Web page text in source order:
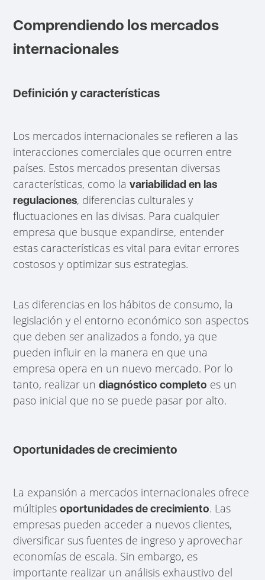
Comprendiendo los mercados
internacionales
Definición y características
Los mercados internacionales se refieren a las
interacciones comerciales que ocurren entre
países. Estos mercados presentan diversas
características, como lavariabilidad en las
regulaciones, diferencias culturales y
fluctuaciones en las divisas. Para cualquier
empresa que busque expandirse, entender
estas características es vital para evitar errores
costosos y optimizar sus estrategias.
Las diferencias en los hábitos de consumo, la
legislación y el entorno económico son aspectos
que deben ser analizados a fondo, ya que
pueden influir en la manera en que una
empresa opera en un nuevo mercado. Por lo
tanto, realizar undiagnóstico completo es un
paso inicial que no se puede pasar por alto.
Oportunidades de crecimiento
La expansión a mercados internacionales ofrece
múltiplesoportunidades de crecimiento. Las
empresas pueden acceder a nuevos clientes,
diversificar sus fuentes de ingreso y aprovechar
economías de escala. Sin embargo, es
importante realizar un análisis exhaustivo del